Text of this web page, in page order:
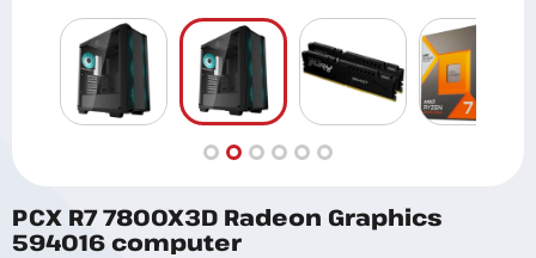
PCX R7 7800X3D Radeon Graphics
594016 computer